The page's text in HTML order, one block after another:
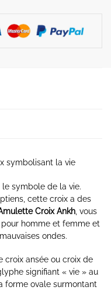
symbolisant la vie
symbole de la vie.
cette croix a des
Croix Ankh , vous
homme et femme et
ondes.
croix ansée ou croix de
signifiant « vie » au
forme ovale surmontant